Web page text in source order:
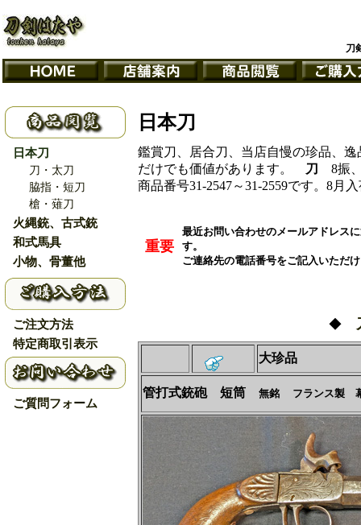
刀
日本刀
刀・太刀
脇指・短刀
槍・薙刀
火縄銃、古式銃
和式馬具
小物、骨董他
ご注文方法
特定商取引表示
ご質問フォーム
日本刀
鑑賞刀、居合刀、当店自慢の珍品、
だけでも価値があります。
刀
8振
商品番号31-2547～31-2559です。8月
重要
最近お問い合わせのメールアドレス
す。
ご連絡先の電話番号をご記入いただ
◆
大珍品
管打式銃砲 短筒 無銘 フランス製